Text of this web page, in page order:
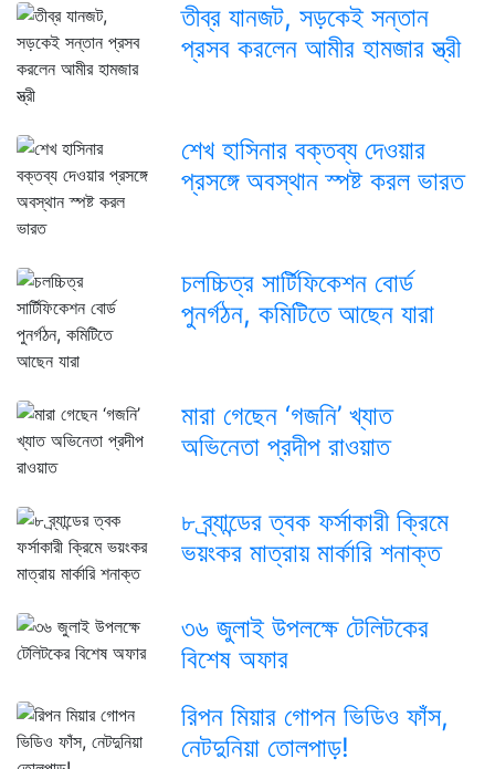
তীব্র যানজট, সড়কেই সন্তান
প্রসব করলেন আমীর হামজার স্ত্রী
শেখ হাসিনার বক্তব্য দেওয়ার
প্রসঙ্গে অবস্থান স্পষ্ট করল ভারত
চলচ্চিত্র সার্টিফিকেশন বোর্ড
পুনর্গঠন, কমিটিতে আছেন যারা
মারা গেছেন ‘গজনি’ খ্যাত
অভিনেতা প্রদীপ রাওয়াত
৮ ব্র্যান্ডের ত্বক ফর্সাকারী ক্রিমে
ভয়ংকর মাত্রায় মার্কারি শনাক্ত
৩৬ জুলাই উপলক্ষে টেলিটকের
বিশেষ অফার
রিপন মিয়ার গোপন ভিডিও ফাঁস,
নেটদুনিয়া তোলপাড়!